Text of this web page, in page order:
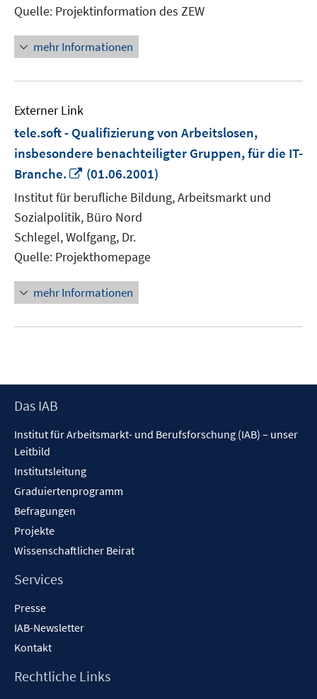
Quelle: Projektinformation des ZEW
mehr Informationen
Externer Link
tele.soft - Qualifizierung von Arbeitslosen,
insbesondere benachteiligter Gruppen, für die IT-
Branche.
In
neuem
Fenster
öffnen
(01.06.2001)
Institut für berufliche Bildung, Arbeitsmarkt und
Sozialpolitik, Büro Nord
Schlegel, Wolfgang, Dr.
Quelle: Projekthomepage
mehr Informationen
Footer
Das IAB
Institut für Arbeitsmarkt- und Berufsforschung (IAB) – unser
Leitbild
Institutsleitung
Graduiertenprogramm
Befragungen
Projekte
Wissenschaftlicher Beirat
Services
Presse
IAB-Newsletter
Kontakt
Rechtliche Links